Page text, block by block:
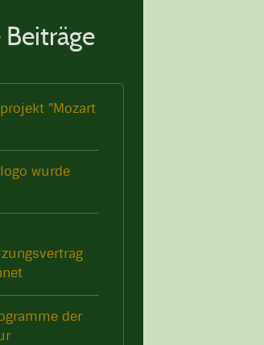
"Mozart
wurde
der